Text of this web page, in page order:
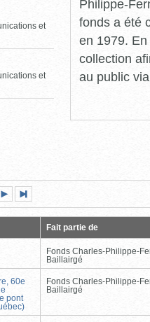
et
et
Philippe-
fonds a été
en 1979.
collection
au public
suivante
page
Fait partie de
Fonds Charles-Philippe-
Baillairgé
60e
pont
Fonds Charles-Philippe-
Baillairgé